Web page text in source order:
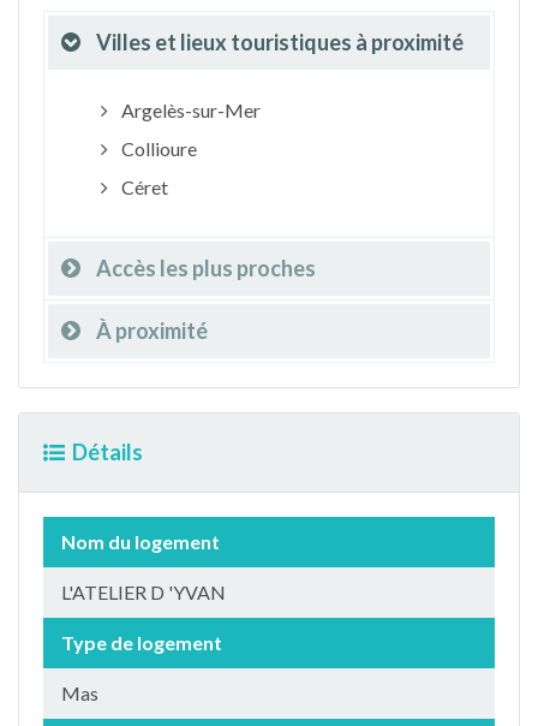
Villes et lieux touristiques à proximité
Argelès-sur-Mer
Collioure
Céret
Accès les plus proches
À proximité
Détails
Nom du logement
L'ATELIER D 'YVAN
Type de logement
Mas